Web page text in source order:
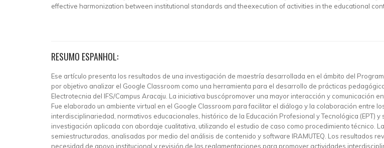
effective harmonization between institutional standards and theexecution of activities in the educational
RESUMO ESPANHOL:
Ese artículo presenta los resultados de una investigación de maestría desarrollada en el ámbito del
por objetivo analizar el Google Classroom como una herramienta para el desarrollo de prácticas
Electrotecnia del IFS/Campus Aracaju. La iniciativa buscópromover una mayor interacción y comunicación
Fue elaborado un ambiente virtual en el Google Classroom para facilitar el diálogo y la colaboración entre
interdisciplinariedad, normativos educacionales, histórico de la Educación Profesional y Tecnológica (EPT)
investigación aplicada con abordaje cualitativa, utilizando el estudio de caso como procedimiento técnico.
semiestructuradas, analisadas por medio del análisis de contenido y software IRAMUTEQ. Los resultados
necesidad de apoyo institucional y revisión de las reglamentaciones para promover actividades